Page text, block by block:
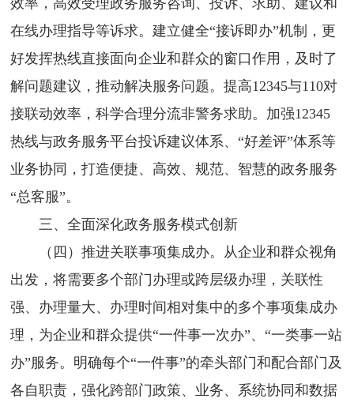
在线办理指导等诉求。建立健全“接诉即办”机制，更
好发挥热线直接面向企业和群众的窗口作用，及时了
解问题建议，推动解决服务问题。提高12345与110对
接联动效率，科学合理分流非警务求助。加强12345
热线与政务服务平台投诉建议体系、“好差评”体系等
业务协同，打造便捷、高效、规范、智慧的政务服务
“总客服”。
三、全面深化政务服务模式创新
（四）推进关联事项集成办。从企业和群众视角
出发，将需要多个部门办理或跨层级办理，关联性
强、办理量大、办理时间相对集中的多个事项集成办
理，为企业和群众提供“一件事一次办”、“一类事一站
办”服务。明确每个“一件事”的牵头部门和配合部门及
各自职责，强化跨部门政策、业务、系统协同和数据